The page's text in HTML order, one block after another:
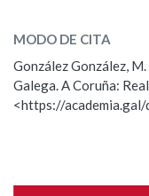
BUSCAR NO
Nas definicións
Observación
Nome
MODO DE CITA
González González,
Galega. A Coruña:
<https://